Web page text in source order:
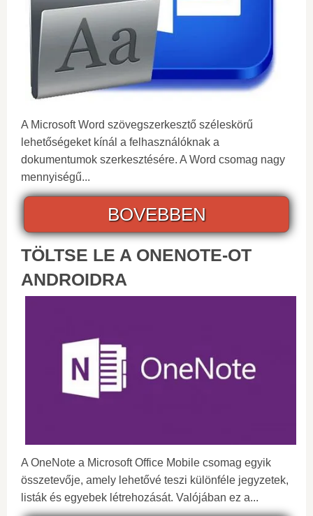
A Microsoft Word szövegszerkesztő széleskörű
lehetőségeket kínál a felhasználóknak a
dokumentumok szerkesztésére. A Word csomag nagy
mennyiségű...
BOVEBBEN
TÖLTSE LE A ONENOTE-OT
ANDROIDRA
A OneNote a Microsoft Office Mobile csomag egyik
összetevője, amely lehetővé teszi különféle jegyzetek,
listák és egyebek létrehozását. Valójában ez a...